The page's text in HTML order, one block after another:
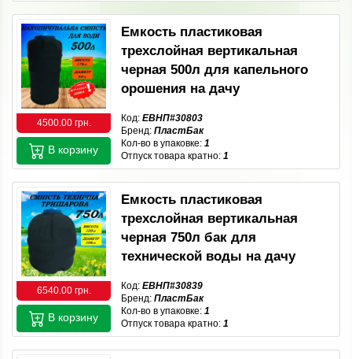
4500.00 грн.
Емкость пластиковая
трехслойная вертикальная
черная 500л для капельного
орошения на дачу
Код: ЕВНП#30803
Бренд: ПластБак
Кол-во в упаковке: 1
Отпуск товара кратно: 1
В корзину
6540.00 грн.
Емкость пластиковая
трехслойная вертикальная
черная 750л бак для
технической воды на дачу
Код: ЕВНП#30839
Бренд: ПластБак
Кол-во в упаковке: 1
Отпуск товара кратно: 1
В корзину